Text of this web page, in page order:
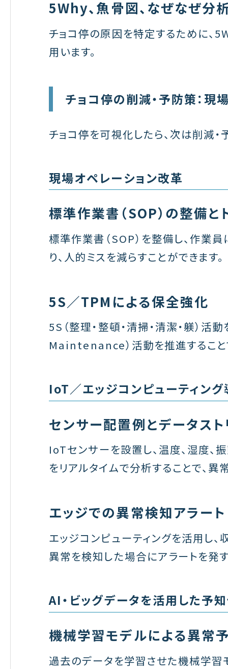
5Why、魚骨図、なぜなぜ分
チョコ停の原因を特定するために、
用います。
チョコ停の削減・予防策：現
チョコ停を可視化したら、次は削減・
現場オペレーション改革
標準作業書（SOP）の整備と
標準作業書（SOP）を整備し、作業
り、人的ミスを減らすことができます。
5S／TPMによる保全強化
5S（整理・整頓・清掃・清潔・躾）
Maintenance）活動を推進すること
IoT／エッジコンピューティン
センサー配置例とデータスト
IoTセンサーを設置し、温度、湿度、
をリアルタイムで分析することで、
エッジでの異常検知アラート
エッジコンピューティングを活用し
異常を検知した場合にアラートを発
AI・ビッグデータを活用した予
機械学習モデルによる異常
過去のデータを学習させた機械学習